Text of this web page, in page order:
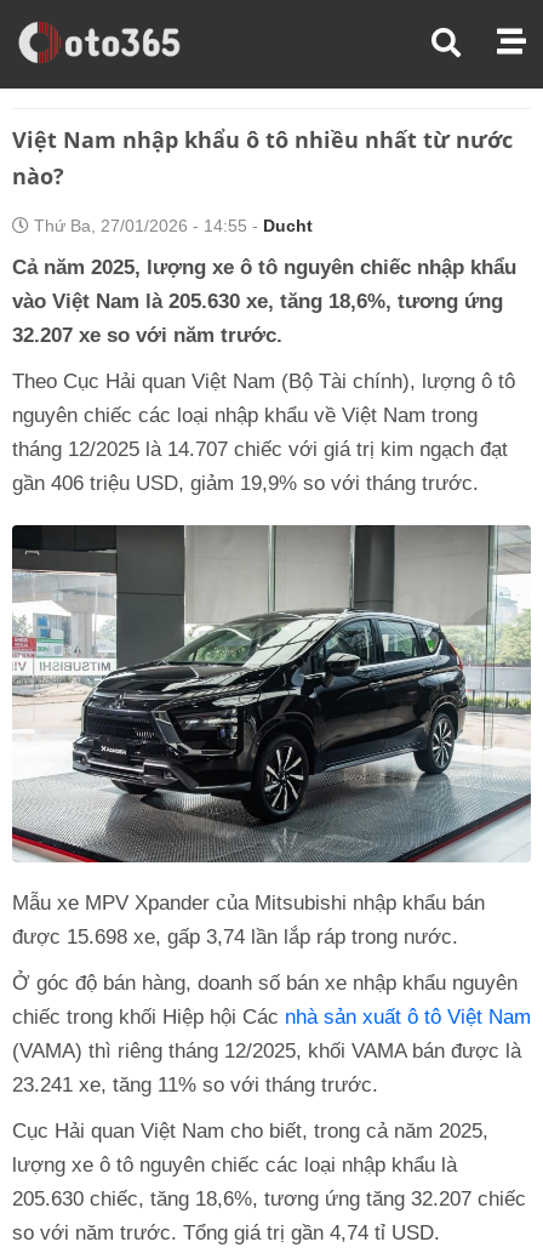
Trang Chủ
Thị Trường Xe
Việt Nam nhập khẩu ô tô nhiều nhất từ nước
nào?
Thứ Ba, 27/01/2026 - 14:55 - Ducht
Cả năm 2025, lượng xe ô tô nguyên chiếc nhập khẩu
vào Việt Nam là 205.630 xe, tăng 18,6%, tương ứng
32.207 xe so với năm trước.
Theo Cục Hải quan Việt Nam (Bộ Tài chính), lượng ô tô
nguyên chiếc các loại nhập khẩu về Việt Nam trong
tháng 12/2025 là 14.707 chiếc với giá trị kim ngạch đạt
gần 406 triệu USD, giảm 19,9% so với tháng trước.
Mẫu xe MPV Xpander của Mitsubishi nhập khẩu bán
được 15.698 xe, gấp 3,74 lần lắp ráp trong nước.
Ở góc độ bán hàng, doanh số bán xe nhập khẩu nguyên
chiếc trong khối Hiệp hội Các nhà sản xuất ô tô Việt Nam
(VAMA) thì riêng tháng 12/2025, khối VAMA bán được là
23.241 xe, tăng 11% so với tháng trước.
Cục Hải quan Việt Nam cho biết, trong cả năm 2025,
lượng xe ô tô nguyên chiếc các loại nhập khẩu là
205.630 chiếc, tăng 18,6%, tương ứng tăng 32.207 chiếc
so với năm trước. Tổng giá trị gần 4,74 tỉ USD.